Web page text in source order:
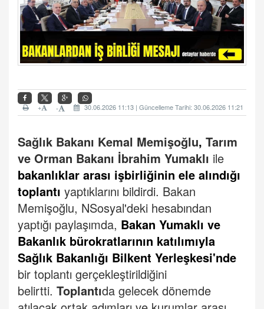
30.06.2026 11:13 | Güncelleme Tarihi: 30.06.2026 11:21
-
+
Sağlık Bakanı Kemal Memişoğlu, Tarım
ve Orman Bakanı İbrahim Yumaklı ile
bakanlıklar arası işbirliğinin ele alındığı
toplantı yaptıklarını bildirdi. Bakan
Memişoğlu, NSosyal'deki hesabından
yaptığı paylaşımda, Bakan Yumaklı ve
Bakanlık bürokratlarının katılımıyla
Sağlık Bakanlığı Bilkent Yerleşkesi'nde
bir toplantı gerçekleştirildiğini
belirtti. Toplantıda gelecek dönemde